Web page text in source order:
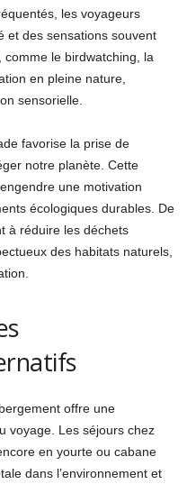
les voyageurs
et des sensations souvent
comme le birdwatching, la
en pleine nature,
sensorielle.
favorise la prise de
notre planète. Cette
une motivation
écologiques durables. De
à réduire les déchets
des habitats naturels,
offre une
voyage. Les séjours chez
en yourte ou cabane
dans l’environnement et